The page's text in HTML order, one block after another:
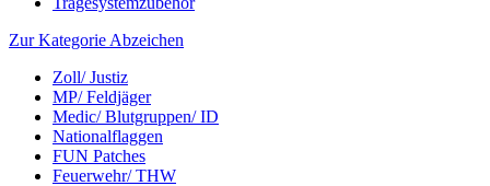
Zur Kategorie Abzeichen
Zoll/ Justiz
MP/ Feldjäger
Medic/ Blutgruppen/ ID
Nationalflaggen
FUN Patches
Feuerwehr/ THW